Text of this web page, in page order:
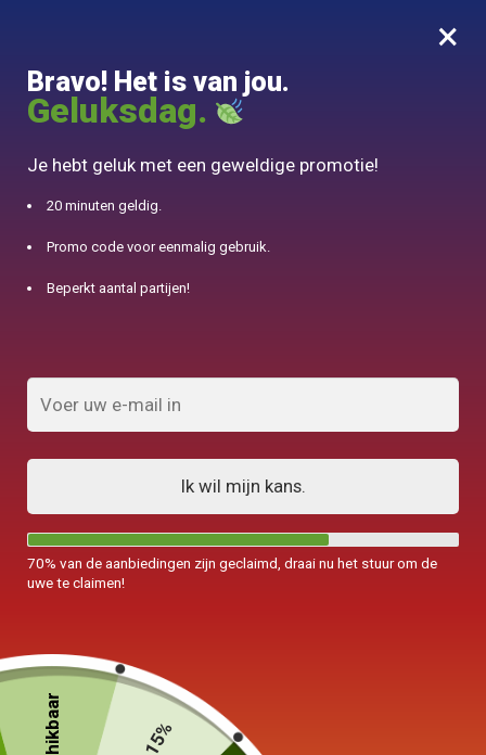
0
10% aangeboden voor 50€ aankopen met DJINN-code10
roestvrij staal
FILTERS TONEN
Waterkoker met Sifflet
Inductie 3L
89,00
×
Bravo! Het is van jou.
Geluksdag.
Je hebt geluk met een geweldige promotie!
20 minuten geldig.
Promo code voor eenmalig gebruik.
Beperkt aantal partijen!
Ik wil mijn kans.
70% van de aanbiedingen zijn geclaimd, draai nu het stuur om de
uwe te claimen!
-15%